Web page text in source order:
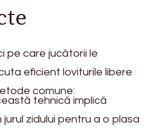
pe care jucătorii le
eficient loviturile libere
comune:
tehnică implică
jurul zidului pentru a o plasa